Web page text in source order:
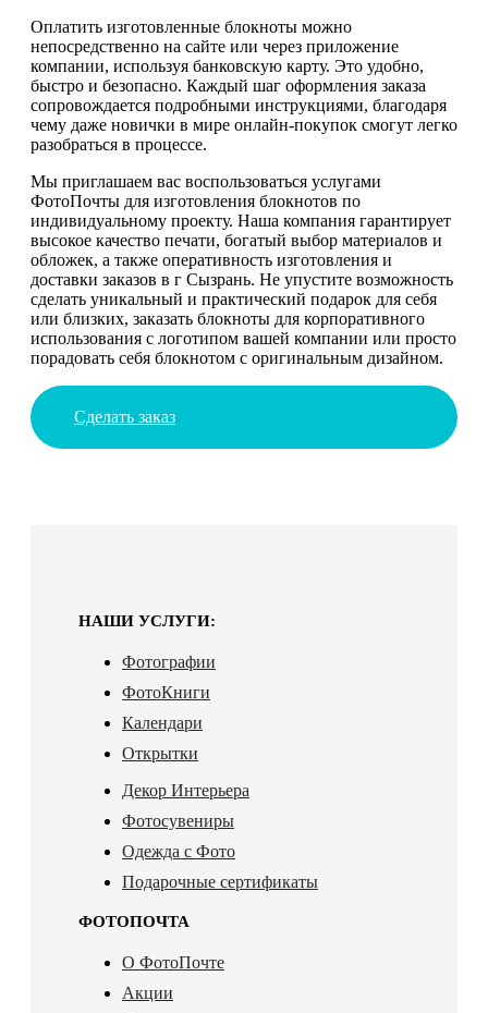
Оплатить изготовленные блокноты можно
непосредственно на сайте или через приложение
компании, используя банковскую карту. Это удобно,
быстро и безопасно. Каждый шаг оформления заказа
сопровождается подробными инструкциями, благодаря
чему даже новички в мире онлайн-покупок смогут легко
разобраться в процессе.
Мы приглашаем вас воспользоваться услугами
ФотоПочты для изготовления блокнотов по
индивидуальному проекту. Наша компания гарантирует
высокое качество печати, богатый выбор материалов и
обложек, а также оперативность изготовления и
доставки заказов в г Сызрань. Не упустите возможность
сделать уникальный и практический подарок для себя
или близких, заказать блокноты для корпоративного
использования с логотипом вашей компании или просто
порадовать себя блокнотом с оригинальным дизайном.
Сделать заказ
НАШИ УСЛУГИ:
Фотографии
ФотоКниги
Календари
Открытки
Декор Интерьера
Фотосувениры
Одежда с Фото
Подарочные сертификаты
ФОТОПОЧТА
О ФотоПочте
Акции